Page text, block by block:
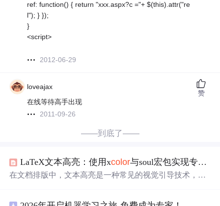
ref: function() { return "xxx.aspx?c ="+ $(this).attr("re
l"); } });
}
<script>
2012-06-29
loveajax
在线等待高手出现
2011-09-26
赞
——到底了——
LaTeX文本高亮：使用xcolor与soul宏包实现专业排版
在文档排版中，文本高亮是一种常见的视觉引导技术，用